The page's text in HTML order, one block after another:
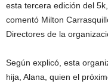
esta tercera edición del
comentó Milton
Directores de la
Según explicó, esta
hija, Alana, quien el